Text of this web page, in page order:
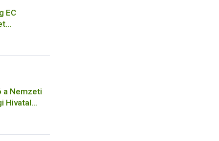
EC
of EC
for a
a Nemzeti
Hivatal